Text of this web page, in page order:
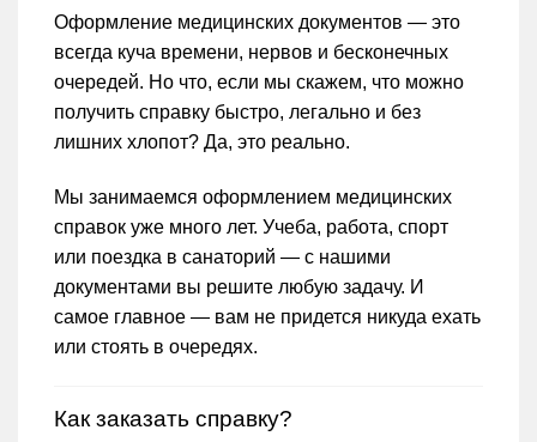
Оформление медицинских документов — это
всегда куча времени, нервов и бесконечных
очередей. Но что, если мы скажем, что можно
получить справку быстро, легально и без
лишних хлопот? Да, это реально.
Мы занимаемся оформлением медицинских
справок уже много лет. Учеба, работа, спорт
или поездка в санаторий — с нашими
документами вы решите любую задачу. И
самое главное — вам не придется никуда ехать
или стоять в очередях.
Как заказать справку?